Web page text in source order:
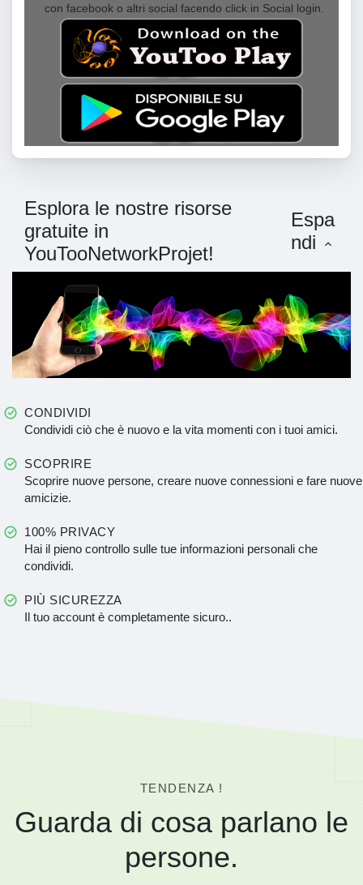
con facebook o altri social facendo click in Social login.
Esplora le nostre risorse
gratuite in
YouTooNetworkProjet!
Espa
ndi
CONDIVIDI
Condividi ciò che è nuovo e la vita momenti con i tuoi amici.
SCOPRIRE
Scoprire nuove persone, creare nuove connessioni e fare nuove
amicizie.
100% PRIVACY
Hai il pieno controllo sulle tue informazioni personali che
condividi.
PIÙ SICUREZZA
Il tuo account è completamente sicuro..
TENDENZA !
Guarda di cosa parlano le
persone.